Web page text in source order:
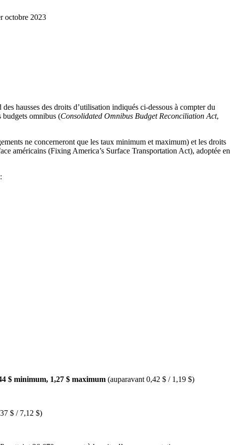
octobre 2023
des hausses des droits d’utilisation indiqués ci-dessous à compter du
budgets omnibus (Consolidated Omnibus Budget Reconciliation Act,
ne concerneront que les taux minimum et maximum) et les droits
américains (Fixing America’s Surface Transportation Act), adoptée en
$ minimum, 1,27 $ maximum (auparavant 0,42 $ / 1,19 $)
$ / 7,12 $)